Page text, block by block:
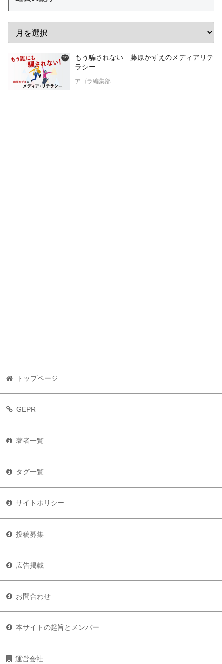
もう騙されない 藤原かずえのメディアリテ
ラシー
アゴラ編集部
トップページ
GEPR
著者一覧
タグ一覧
サイトポリシー
投稿募集
広告掲載
お問合わせ
本サイトの趣旨とメンバー
運営会社